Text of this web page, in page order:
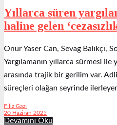
Yıllarca süren
haline gelen
Onur Yaser Can, Sevag Balıkçı,
Yargılamanın yıllarca sürmesi ile
arasında trajik bir gerilim var.
süreçleri olağan seyrinde
Filiz Gazi
20 Haziran 2025
Devamını Oku